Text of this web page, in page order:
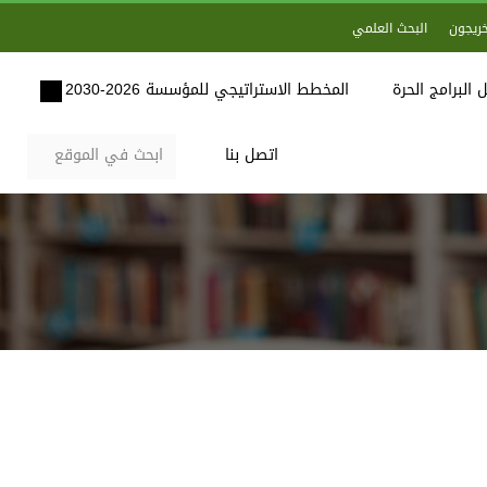
البحث العلمي
البرامج الحرة المخطط الاستراتيجي للمؤسسة 2026-2030
اتصل بنا